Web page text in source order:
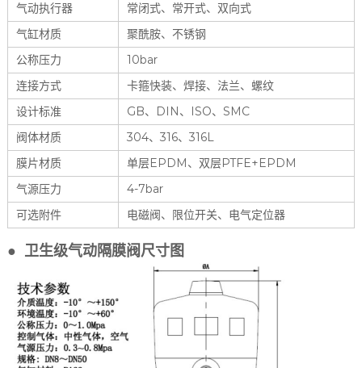
气动执行器
常闭式、常开式、双向式
气缸材质
聚酰胺、不锈钢
公称压力
10bar
连接方式
卡箍快装、焊接、法兰、螺纹
设计标准
GB、DIN、ISO、SMC
阀体材质
304、316、316L
膜片材质
单层EPDM、双层PTFE+EPDM
气源压力
4-7bar
可选附件
电磁阀、限位开关、电气定位器
● 卫生级气动隔膜阀尺寸图